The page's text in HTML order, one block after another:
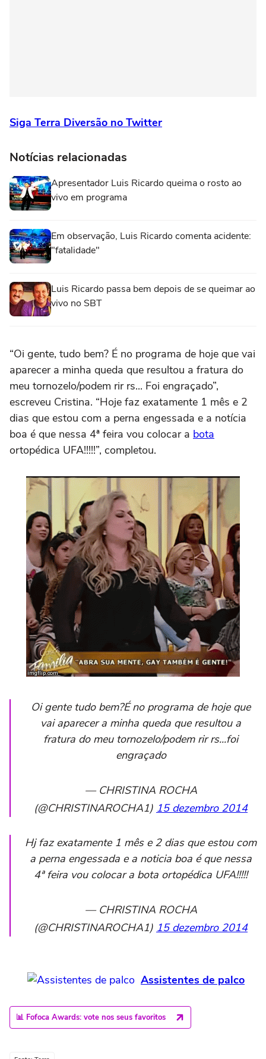
Siga Terra Diversão no Twitter
Notícias relacionadas
Apresentador Luis Ricardo queima o rosto ao
vivo em programa
Em observação, Luis Ricardo comenta acidente:
"fatalidade"
Luis Ricardo passa bem depois de se queimar ao
vivo no SBT
“Oi gente, tudo bem? É no programa de hoje que vai
aparecer a minha queda que resultou a fratura do
meu tornozelo/podem rir rs... Foi engraçado”,
escreveu Cristina. “Hoje faz exatamente 1 mês e 2
dias que estou com a perna engessada e a notícia
boa é que nessa 4ª feira vou colocar a bota
ortopédica UFA!!!!!”, completou.
Oi gente tudo bem?É no programa de hoje que
vai aparecer a minha queda que resultou a
fratura do meu tornozelo/podem rir rs...foi
engraçado
— CHRISTINA ROCHA
(@CHRISTINAROCHA1) 15 dezembro 2014
Hj faz exatamente 1 mês e 2 dias que estou com
a perna engessada e a noticia boa é que nessa
4ª feira vou colocar a bota ortopédica UFA!!!!!
— CHRISTINA ROCHA
(@CHRISTINAROCHA1) 15 dezembro 2014
Assistentes de palco
📊 Fofoca Awards: vote nos seus favoritos